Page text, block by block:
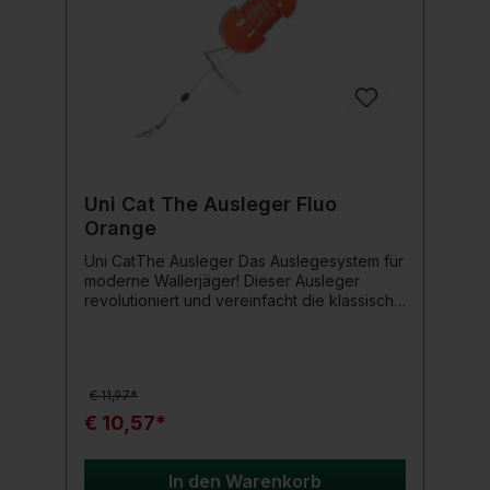
Uni Cat The Ausleger Fluo
Orange
Uni CatThe Ausleger Das Auslegesystem für
moderne Wallerjäger! Dieser Ausleger
revolutioniert und vereinfacht die klassische
dickem Edelstahl, einem kugelgelagerter
Wirbel, sowie zwei Klammern aus
Edelstahl. Somit kann unser Ausleger auch
ohne Probleme in den maritimen Bereichen
(Salz- und Brackwasser) der großen
€ 11,97*
€ 10,57*
In den Warenkorb